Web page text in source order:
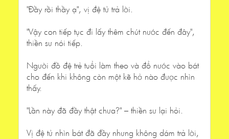
"Đầy rồi thầy ạ", vị đệ tử trả lời.
"Vậy con tiếp tục đi lấy thêm chút nước đến đây",
thiền sư nói tiếp.
Người đồ đệ trẻ tuổi làm theo và đổ nước vào bát
cho đến khi không còn một kẽ hở nào được nhìn
thấy.
"Lần này đã đầy thật chưa?" – thiền sư lại hỏi.
Vị đệ tử nhìn bát đã đầy nhưng không dám trả lời,